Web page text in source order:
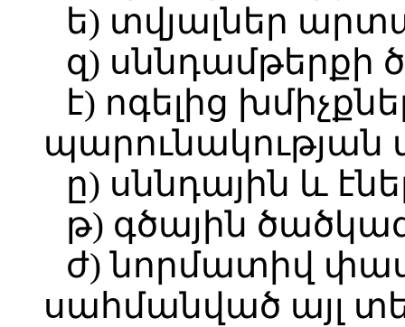
ե) տվյալներ
զ) սննդամթերքի
է) ոգելից
պարունակության
ը) սննդային և
թ) գծային
ժ) նորմատիվ
սահմանված այլ